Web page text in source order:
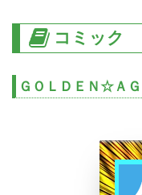
コミック
ＧＯＬＤＥＮ☆Ａ